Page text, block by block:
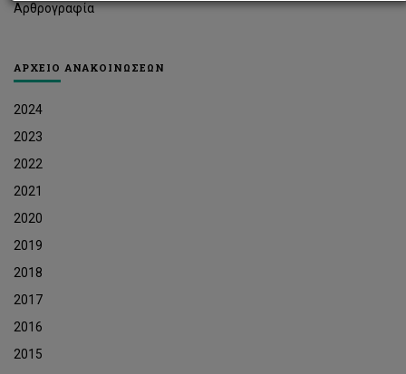
Αρθρογραφία
ΑΡΧΕΙΟ ΑΝΑΚΟΙΝΩΣΕΩΝ
2024
2023
2022
2021
2020
2019
2018
2017
2016
2015